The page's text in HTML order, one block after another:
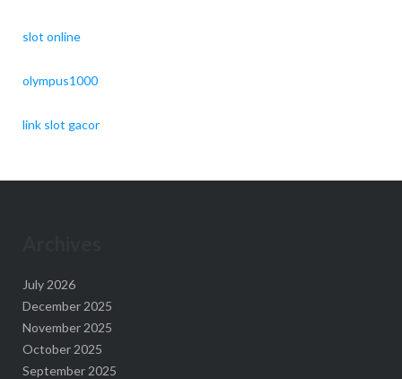
slot online
olympus1000
link slot gacor
July 2026
December 2025
November 2025
October 2025
September 2025